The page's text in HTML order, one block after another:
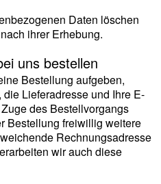
Daten löschen
ihrer Erhebung.
uns bestellen
Bestellung aufgeben,
Lieferadresse und Ihre E-
des Bestellvorgangs
Bestellung freiwillig weitere
Rechnungsadresse
wir auch diese